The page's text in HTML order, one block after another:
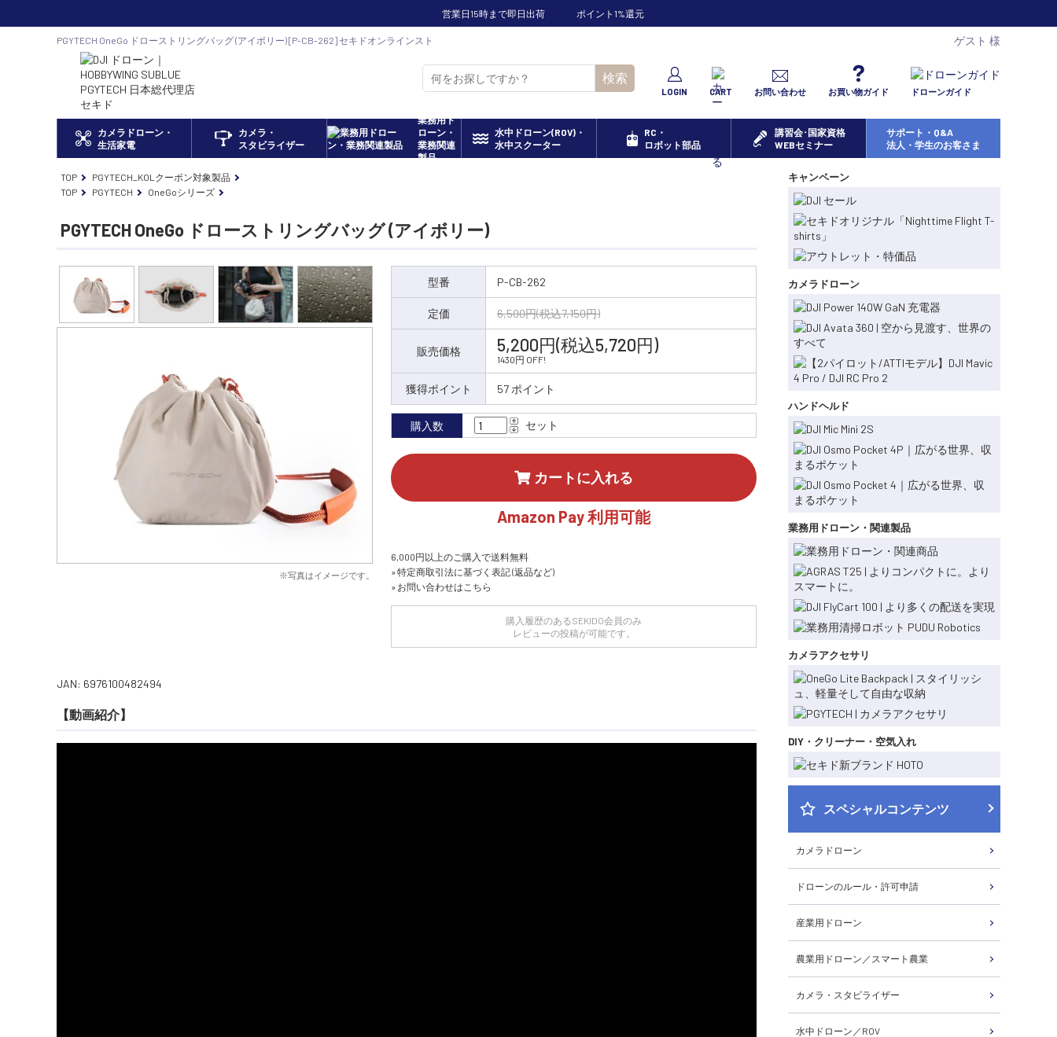
営業日15時まで即日出荷 ポイント1%還元
PGYTECH OneGo ドローストリングバッグ (アイボリー) [P-CB-262] セキドオンラインスト
ア DJI ドローン正規代理店
ゲスト 様
検索
LOGIN CART お問い合わせ お買い物ガイド ドローンガイド
カメラドローン・
生活家電
カメラ・
スタビライザー
業務用ド
ローン・
業務関連
製品
水中ドローン(ROV)・
水中スクーター
RC・
ロボット部品
講習会･国家資格
WEBセミナー
サポート・Q&A
法人・学生のお客さま
キャンペーン
カメラドローン
ハンドヘルド
業務用ドローン・関連製品
カメラアクセサリ
DIY・クリーナー・空気入れ
スペシャルコンテンツ
カメラドローン
ドローンのルール・許可申請
産業用ドローン
農業用ドローン／スマート農業
カメラ・スタビライザー
水中ドローン／ROV
TOP
PGYTECH_KOLクーポン対象製品
TOP
PGYTECH OneGoシリーズ
PGYTECH OneGo ドローストリングバッグ (アイボリー)
※写真はイメージです。
型番 P-CB-262
定価 6,500円(税込7,150円)
販売価格 5,200円(税込5,720円)
1430円 OFF!
獲得ポイント 57 ポイント
購入数 セット
カートに入れる
Amazon Pay 利用可能
6,000円以上のご購入で送料無料
» 特定商取引法に基づく表記 (返品など)
» お問い合わせはこちら
購入履歴のあるSEKIDO会員のみ
レビューの投稿が可能です。
JAN: 6976100482494
【動画紹介】